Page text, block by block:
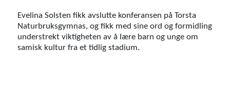
Evelina Solsten fikk avslutte konferansen på Torsta
Naturbruksgymnas, og fikk med sine ord og formidling
understrekt viktigheten av å lære barn og unge om
samisk kultur fra et tidlig stadium.